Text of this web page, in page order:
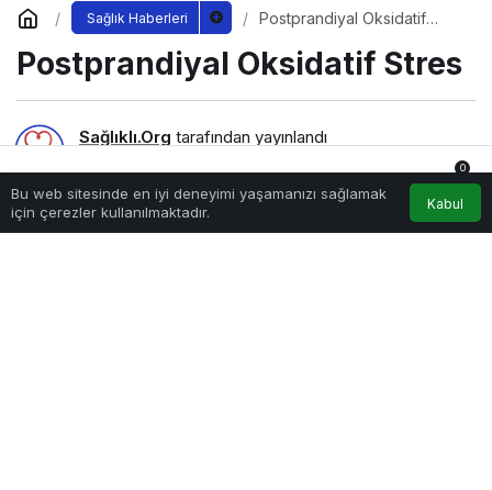
Sağlık Haberleri
Postprandiyal Oksidatif
Postprandiyal Oksidatif Stres
Sağlıklı.Org tarafından yayınlandı
Bu web sitesinde en iyi deneyimi yaşamanızı sağlamak
için çerezler kullanılmaktadır.
Kabul
Anasayfa Akış Hesabım Bildirimler
0